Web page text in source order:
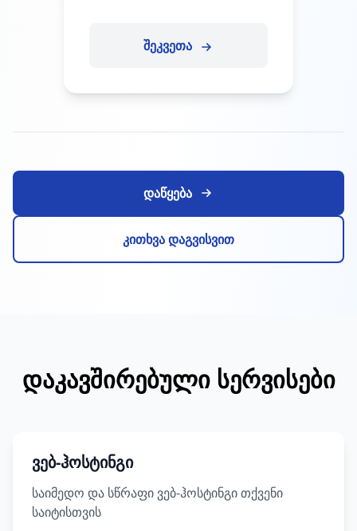
შეკვეთა
დაწყება
კითხვა დაგვისვით
დაკავშირებული სერვისები
ვებ-ჰოსტინგი
საიმედო და სწრაფი ვებ-ჰოსტინგი თქვენი
საიტისთვის